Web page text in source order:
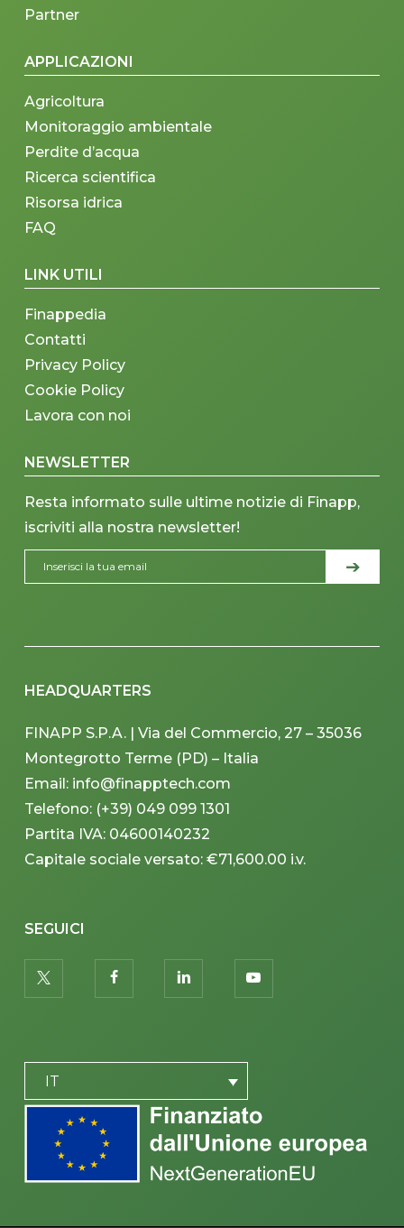
Partner
APPLICAZIONI
Agricoltura
Monitoraggio ambientale
Perdite d’acqua
Ricerca scientifica
Risorsa idrica
FAQ
LINK UTILI
Finappedia
Contatti
Privacy Policy
Cookie Policy
Lavora con noi
NEWSLETTER
Resta informato sulle ultime notizie di Finapp,
iscriviti alla nostra newsletter!
HEADQUARTERS
FINAPP S.P.A. | Via del Commercio, 27 – 35036
Montegrotto Terme (PD) – Italia
Email: info@finapptech.com
Telefono: (+39) 049 099 1301
Partita IVA: 04600140232
Capitale sociale versato: €71,600.00 i.v.
SEGUICI
twitter facebooklinkedin youtube
IT